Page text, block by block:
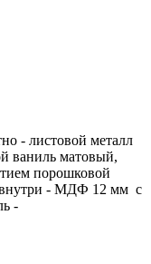
- листовой металл
ваниль матовый,
порошковой
внутри - МДФ 12 мм с
-